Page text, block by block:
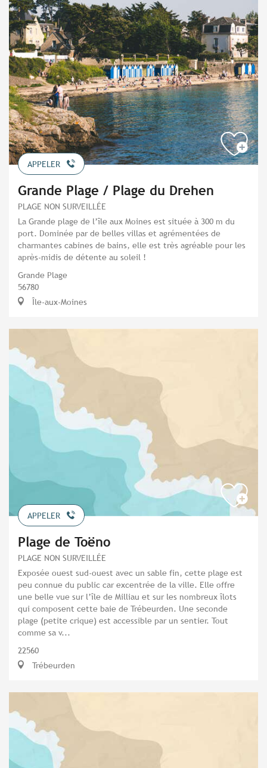
APPELER
Grande Plage / Plage du Drehen
PLAGE NON SURVEILLÉE
La Grande plage de l’île aux Moines est située à 300 m du
port. Dominée par de belles villas et agrémentées de
charmantes cabines de bains, elle est très agréable pour les
après-midis de détente au soleil !
Grande Plage
56780
Île-aux-Moines
APPELER
Plage de Toëno
PLAGE NON SURVEILLÉE
Exposée ouest sud-ouest avec un sable fin, cette plage est
peu connue du public car excentrée de la ville. Elle offre
une belle vue sur l’île de Milliau et sur les nombreux îlots
qui composent cette baie de Trébeurden. Une seconde
plage (petite crique) est accessible par un sentier. Tout
comme sa v...
22560
Trébeurden